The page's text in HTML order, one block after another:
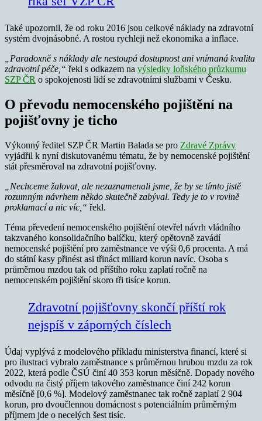
Také upozornil, že od roku 2016 jsou celkové náklady na zdravotní
systém dvojnásobné. A rostou rychleji než ekonomika a inflace.
„Paradoxně s náklady ale nestoupá dostupnost ani vnímaná kvalita
zdravotní péče,“ řekl s odkazem na výsledky loňského průzkumu
SZP ČR o spokojenosti lidí se zdravotními službami v Česku.
O převodu nemocenského pojištění na
pojišťovny je ticho
Výkonný ředitel SZP ČR Martin Balada se pro Zdravé Zprávy
vyjádřil k nyní diskutovanému tématu, že by nemocenské pojištění
stát přesměroval na zdravotní pojišťovny.
„Nechceme žalovat, ale nezaznamenali jsme, že by se tímto jistě
rozumným návrhem někdo skutečně zabýval. Tedy je to v rovině
proklamací a nic víc,“ řekl.
Téma převedení nemocenského pojištění otevřel návrh vládního
takzvaného konsolidačního balíčku, který opětovně zavádí
nemocenské pojištění pro zaměstnance ve výši 0,6 procenta. A má
do státní kasy přinést asi třináct miliard korun navíc. Osoba s
průměrnou mzdou tak od příštího roku zaplatí ročně na
nemocenském pojištění skoro tři tisíce korun.
Zdravotní pojišťovny skončí příští rok
nejspíš v záporných číslech
Údaj vyplývá z modelového příkladu ministerstva financí, které si
pro ilustraci vybralo zaměstnance s průměrnou hrubou mzdu za rok
2022, která podle ČSÚ činí 40 353 korun měsíčně. Dopady nového
odvodu na čistý příjem takového zaměstnance činí 242 korun
měsíčně [0,6 %]. Modelový zaměstnanec tak ročně zaplatí 2 904
korun, pro dvoučlennou domácnost s potenciálním průměrným
příjmem jde o necelých šest tisíc.